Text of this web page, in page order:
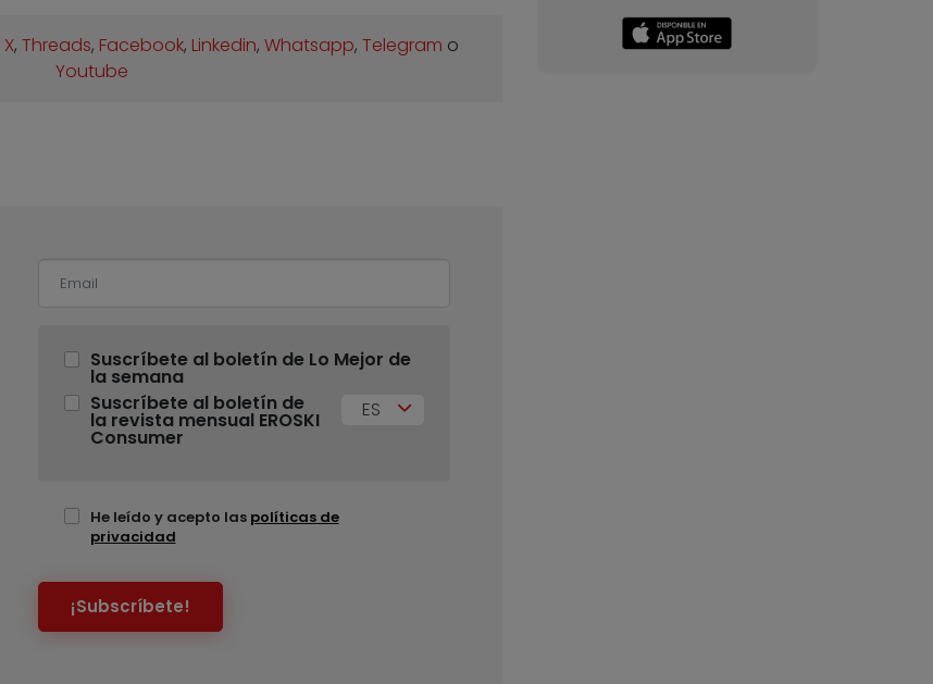
X,Threads, Facebook, Linkedin,Whatsapp,Telegram o
Youtube
Suscríbete al boletín de Lo Mejor de
la semana
Suscríbete al boletín de
la revista mensual EROSKI
Consumer
ES
He leído y acepto las políticas de
privacidad
¡Subscríbete!